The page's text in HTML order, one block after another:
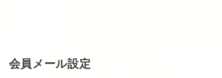
会員メール設定